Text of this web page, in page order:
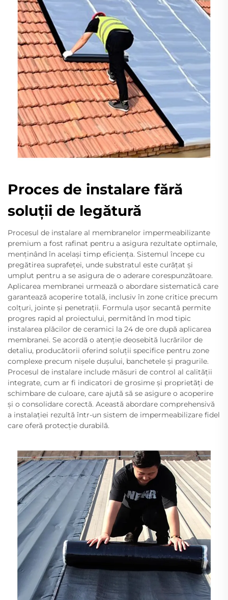
Proces de instalare fără
soluții de legătură
Procesul de instalare al membranelor impermeabilizante
premium a fost rafinat pentru a asigura rezultate optimale,
menținând în același timp eficiența. Sistemul începe cu
pregătirea suprafeței, unde substratul este curățat și
umplut pentru a se asigura de o aderare corespunzătoare.
Aplicarea membranei urmează o abordare sistematică care
garantează acoperire totală, inclusiv în zone critice precum
colțuri, jointe și penetrații. Formula ușor secantă permite
progres rapid al proiectului, permitând în mod tipic
instalarea plăcilor de ceramici la 24 de ore după aplicarea
membranei. Se acordă o atenție deosebită lucrărilor de
detaliu, producătorii oferind soluții specifice pentru zone
complexe precum nișele dușului, banchetele și pragurile.
Procesul de instalare include măsuri de control al calității
integrate, cum ar fi indicatori de grosime și proprietăți de
schimbare de culoare, care ajută să se asigure o acoperire
și o consolidare corectă. Această abordare comprehensivă
a instalației rezultă într-un sistem de impermeabilizare fidel
care oferă protecție durabilă.